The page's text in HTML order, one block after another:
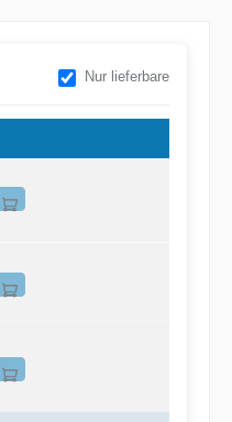
Nur lieferbare